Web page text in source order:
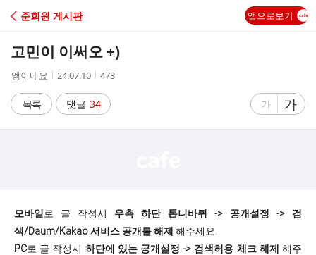
C
준회원 게시판 앱으로보기
고민이 이써오 +)
작
자
엥이네요
작
시
간
24.07.10
조
수
473
목록 댓글 34
글
게
가
글
자
게
가
모바일 로 글 작성시 우측 하단 톱니바퀴 -> 공개설정 -> 검
색/Daum/Kakao 서비스 공개를 해제 해주세요.
PC로 글 작성시 하단에 있는 공개설정 -> 검색허용 체크 해제해주